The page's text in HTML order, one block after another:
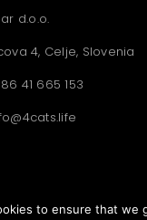
d.o.o.
4, Celje, Slovenia
41 665 153
to ensure that